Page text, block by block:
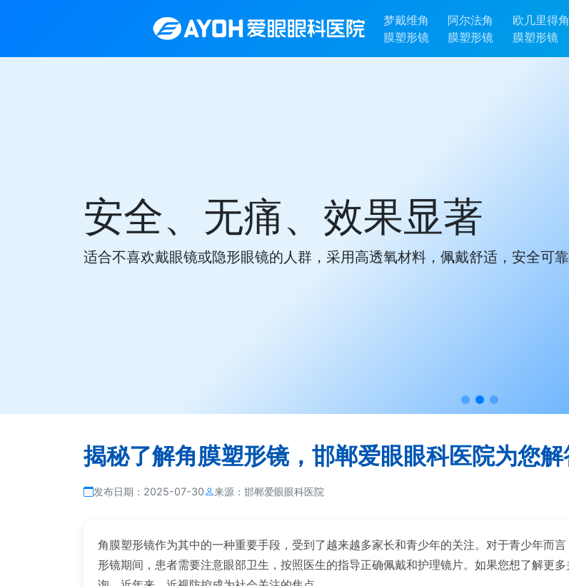
梦戴维角
膜塑形镜
阿尔法角
膜塑形镜
欧几里得角
膜塑形镜
安全、无痛、效果显著
适合不喜欢戴眼镜或隐形眼镜的人群，采用高透氧材料，佩戴舒适，安全可靠
揭秘了解角膜塑形镜，邯郸爱眼眼科医院为您
发布日期： 2025-07-30 来源： 邯郸爱眼眼科医院
角膜塑形镜作为其中的一种重要手段，受到了越来越多家长和青少年的关注。对于青少年而
形镜期间，患者需要注意眼部卫生，按照医生的指导正确佩戴和护理镜片。如果您想了解更